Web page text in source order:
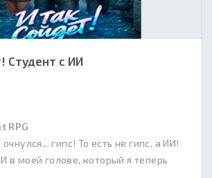
Студент с ИИ
RPG
гипс! То есть не гипс, а ИИ!
в моей голове, который я теперь